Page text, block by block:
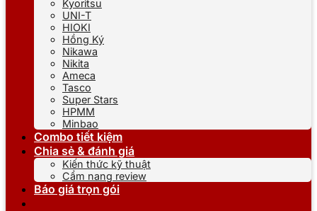
Kyoritsu
UNI-T
HIOKI
Hồng Ký
Nikawa
Nikita
Ameca
Tasco
Super Stars
HPMM
Minbao
Combo tiết kiệm
Chia sẻ & đánh giá
Kiến thức kỹ thuật
Cẩm nang review
Báo giá trọn gói